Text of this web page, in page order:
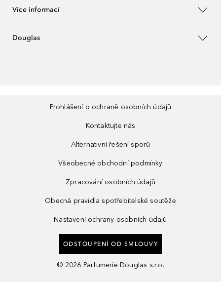
Více informací
Douglas
Prohlášení o ochraně osobních údajů
Kontaktujte nás
Alternativní řešení sporů
Všeobecné obchodní podmínky
Zpracování osobních údajů
Obecná pravidla spotřebitelské soutěže
Nastavení ochrany osobních údajů
ODSTOUPENÍ OD SMLOUVY
© 2026 Parfumerie Douglas s.r.o.